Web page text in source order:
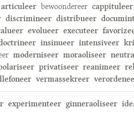
articuleer bewoondereer cappituleer
discrimineer distribueer
evolueer executeer
insinueer intensiveer
moderniseer moraoliseer
privatiseer reanimeer
vermassekreer
experimenteer ginneraoliseer